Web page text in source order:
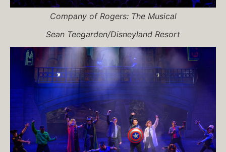
Company of Rogers: The Musical
Sean Teegarden/Disneyland Resort